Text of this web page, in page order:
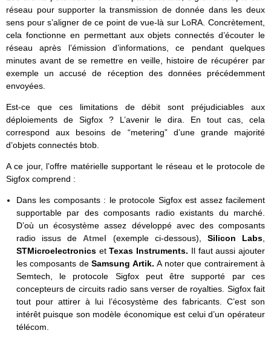
réseau pour supporter la transmission de donnée dans les deux
sens pour s’aligner de ce point de vue-là sur LoRA. Concrètement,
cela fonctionne en permettant aux objets connectés d’écouter le
réseau après l’émission d’informations, ce pendant quelques
minutes avant de se remettre en veille, histoire de récupérer par
exemple un accusé de réception des données précédemment
envoyées.
Est-ce que ces limitations de débit sont préjudiciables aux
déploiements de Sigfox ? L’avenir le dira. En tout cas, cela
correspond aux besoins de “metering” d’une grande majorité
d’objets connectés btob.
A ce jour, l’offre matérielle supportant le réseau et le protocole de
Sigfox comprend :
Dans les composants : le protocole Sigfox est assez facilement
supportable par des composants radio existants du marché.
D’où un écosystème assez développé avec des composants
radio issus deAtmel (exemple ci-dessous), Silicon Labs,
STMicroelectronics etTexas Instruments. Il faut aussi ajouter
les composants deSamsung Artik.A noter que contrairement à
Semtech, le protocole Sigfox peut être supporté par ces
concepteurs de circuits radio sans verser de royalties. Sigfox fait
tout pour attirer à lui l’écosystème des fabricants. C’est son
intérêt puisque son modèle économique est celui d’un opérateur
télécom.